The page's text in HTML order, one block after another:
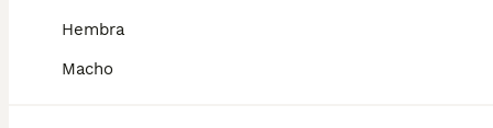
Hembra
Macho
La cabeza tiene forma de triángulo
inclinados, y las orejas, bastante separadas,